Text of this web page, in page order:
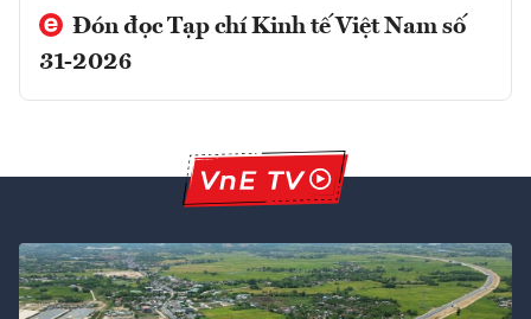
Đón đọc Tạp chí Kinh tế Việt Nam số
31-2026